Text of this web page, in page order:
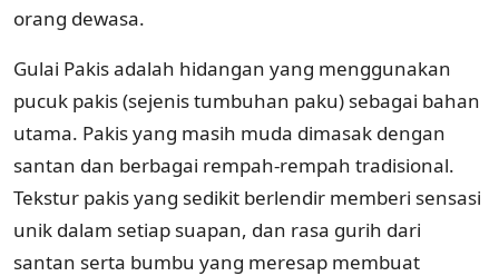
orang dewasa.
Gulai Pakis adalah hidangan yang menggunakan
pucuk pakis (sejenis tumbuhan paku) sebagai bahan
utama. Pakis yang masih muda dimasak dengan
santan dan berbagai rempah-rempah tradisional.
Tekstur pakis yang sedikit berlendir memberi sensasi
unik dalam setiap suapan, dan rasa gurih dari
santan serta bumbu yang meresap membuat